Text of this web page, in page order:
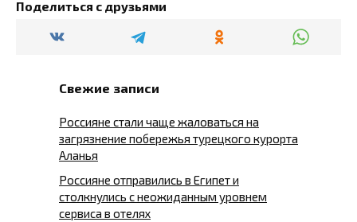
Поделиться с друзьями
Свежие записи
Россияне стали чаще жаловаться на
загрязнение побережья турецкого курорта
Аланья
Россияне отправились в Египет и
столкнулись с неожиданным уровнем
сервиса в отелях